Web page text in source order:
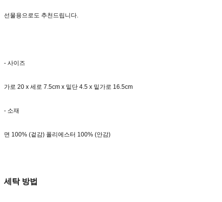
선물용으로도 추천드립니다.
- 사이즈
가로 20 x 세로 7.5cm x 밑단 4.5 x 밑가로 16.5cm
- 소재
면 100% (겉감) 폴리에스터 100% (안감)
세탁 방법